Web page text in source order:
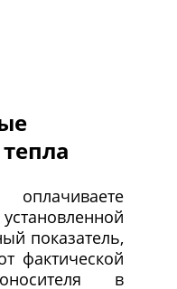
показатель,
фактической
в